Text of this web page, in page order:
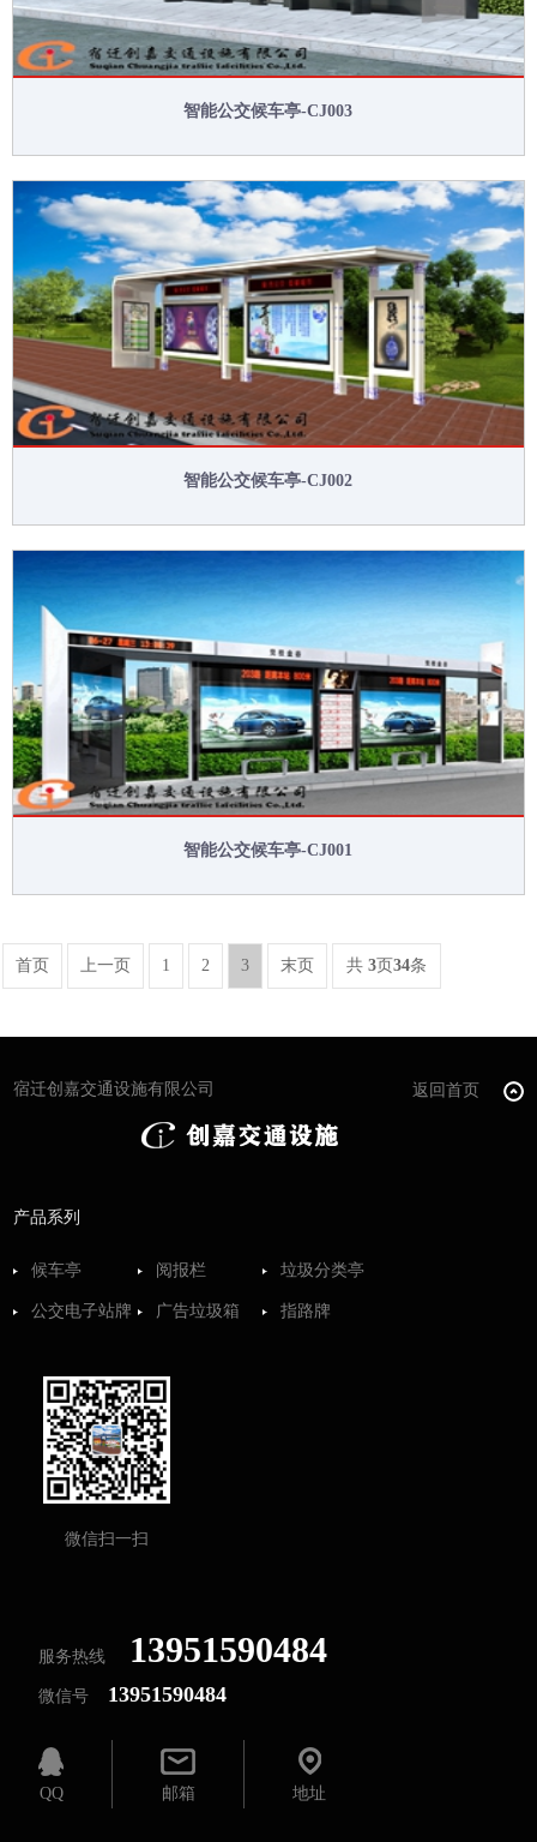
智能公交候车亭-CJ003
智能公交候车亭-CJ002
智能公交候车亭-CJ001
首页 上一页 1 2 3 末页 共 3页 34条
宿迁创嘉交通设施有限公司 返回首页
产品系列
候车亭 阅报栏 垃圾分类亭
公交电子站牌 广告垃圾箱 指路牌
微信扫一扫
服务热线 13951590484
微信号 13951590484
QQ 邮箱 地址